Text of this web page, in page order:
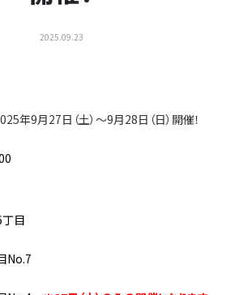
2025.09.23
9月27日（土）～9月28日（日）開催！
丁目
No.7